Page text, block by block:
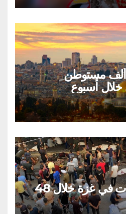
ألف مستوطن
أسبوع
شهيدان و6 إصابات في غزة خلال 48